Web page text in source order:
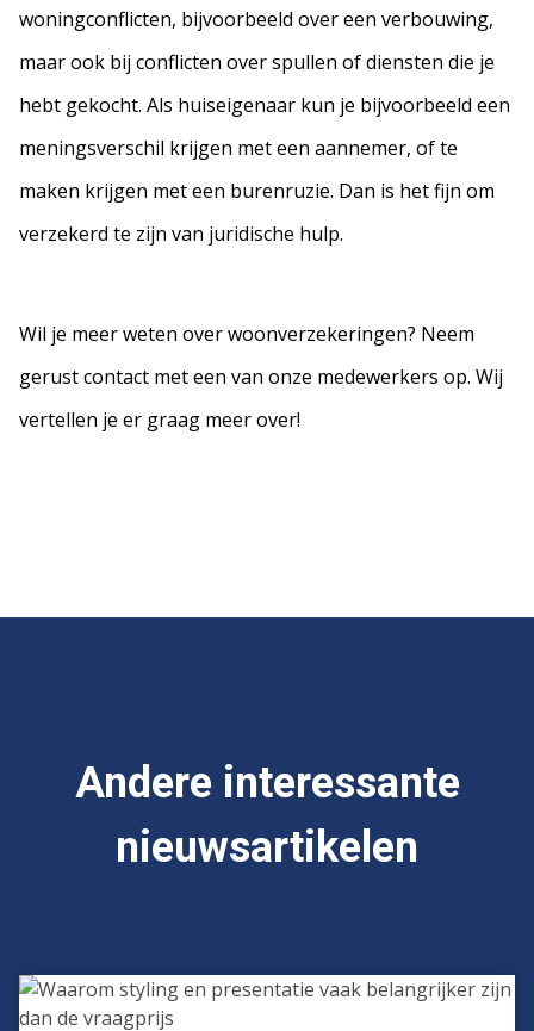
woningconflicten, bijvoorbeeld over een verbouwing,
maar ook bij conflicten over spullen of diensten die je
hebt gekocht. Als huiseigenaar kun je bijvoorbeeld een
meningsverschil krijgen met een aannemer, of te
maken krijgen met een burenruzie. Dan is het fijn om
verzekerd te zijn van juridische hulp.
Wil je meer weten over woonverzekeringen? Neem
gerust contact met een van onze medewerkers op. Wij
vertellen je er graag meer over!
Andere interessante
nieuwsartikelen
Waarom
styling